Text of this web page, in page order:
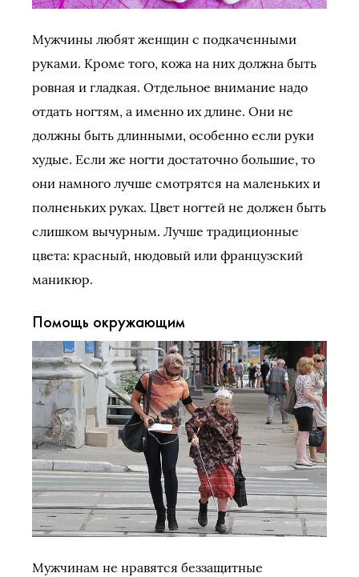
Мужчины любят женщин с подкаченными
руками. Кроме того, кожа на них должна быть
ровная и гладкая. Отдельное внимание надо
отдать ногтям, а именно их длине. Они не
должны быть длинными, особенно если руки
худые. Если же ногти достаточно большие, то
они намного лучше смотрятся на маленьких и
полненьких руках. Цвет ногтей не должен быть
слишком вычурным. Лучше традиционные
цвета: красный, нюдовый или французский
маникюр.
Помощь окружающим
Мужчинам не нравятся беззащитные